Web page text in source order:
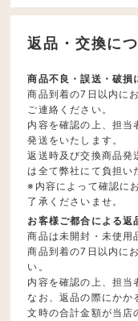
返品・交換に
商品不良・誤送・破損
商品到着の7日以内に
ご連絡ください。
内容を確認の上、担当
発送をいたします。
返送時及び交換商品発
は全て弊社にて負担い
※内容によって確認に
了承くださいませ。
お客様ご都合による返
商品は未開封・未使用
商品到着の7日以内に
い。
内容を確認の上、担当
なお、返品の際にかか
文時の合計金額が当店